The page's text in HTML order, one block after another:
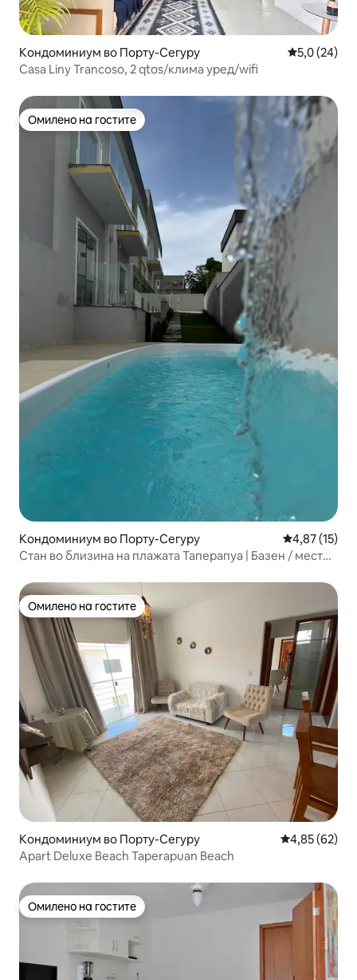
Кондоминиум во Порту-Сегуру Просечна
5,0 (24)
Casa Liny Trancoso, 2 qtos/клима уред/wifi
Омилено на гостите
Омилено на гостите
Кондоминиум во Порту-Сегуру Просечна
4,87 (15)
Стан во близина на плажата Таперапуа | Базен / место
Омилено на гостите
Омилено на гостите
Кондоминиум во Порту-Сегуру Просечна
4,85 (62)
Apart Deluxe Beach Taperapuan Beach
Омилено на гостите
Омилено на гостите